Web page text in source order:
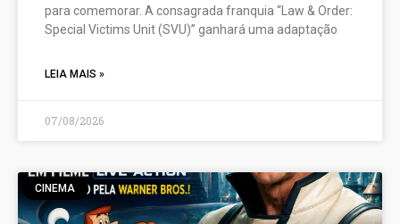
para comemorar. A consagrada franquia “Law & Order:
Special Victims Unit (SVU)” ganhará uma adaptação
LEIA MAIS »
07/08/2026
CINEMA